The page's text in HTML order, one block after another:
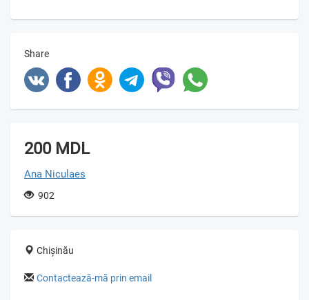
Share
200 MDL
Ana Niculaes
902
Chișinău
Contactează-mă prin email